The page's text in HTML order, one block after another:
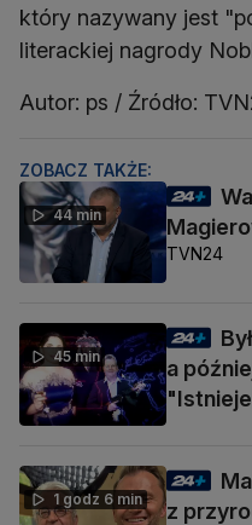
który nazywany jest
literackiej nagrody
Autor: ps / Źródło:
ZOBACZ TAKŻE:
44 min
TVN24
45 min
a
1 godz 6 min
z